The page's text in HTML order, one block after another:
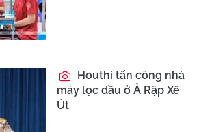
Houthi tấn công nhà
máy lọc dầu ở Ả Rập Xê
Út